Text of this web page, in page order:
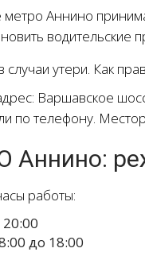
Аннино
водительские
случаи утери. Как
Варшавское
по телефону.
работы:
до 18:00